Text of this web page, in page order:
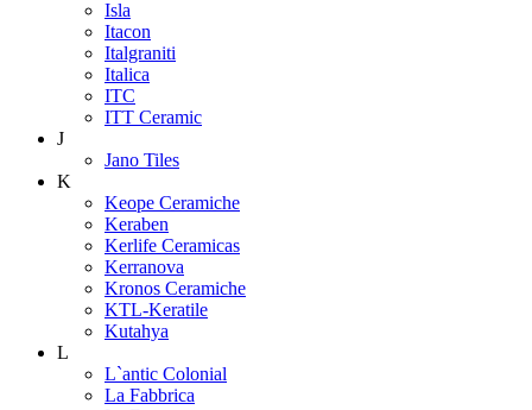
Isla
Itacon
Italgraniti
Italica
ITC
ITT Ceramic
J
Jano Tiles
K
Keope Ceramiche
Keraben
Kerlife Ceramicas
Kerranova
Kronos Ceramiche
KTL-Keratile
Kutahya
L
L`antic Colonial
La Fabbrica